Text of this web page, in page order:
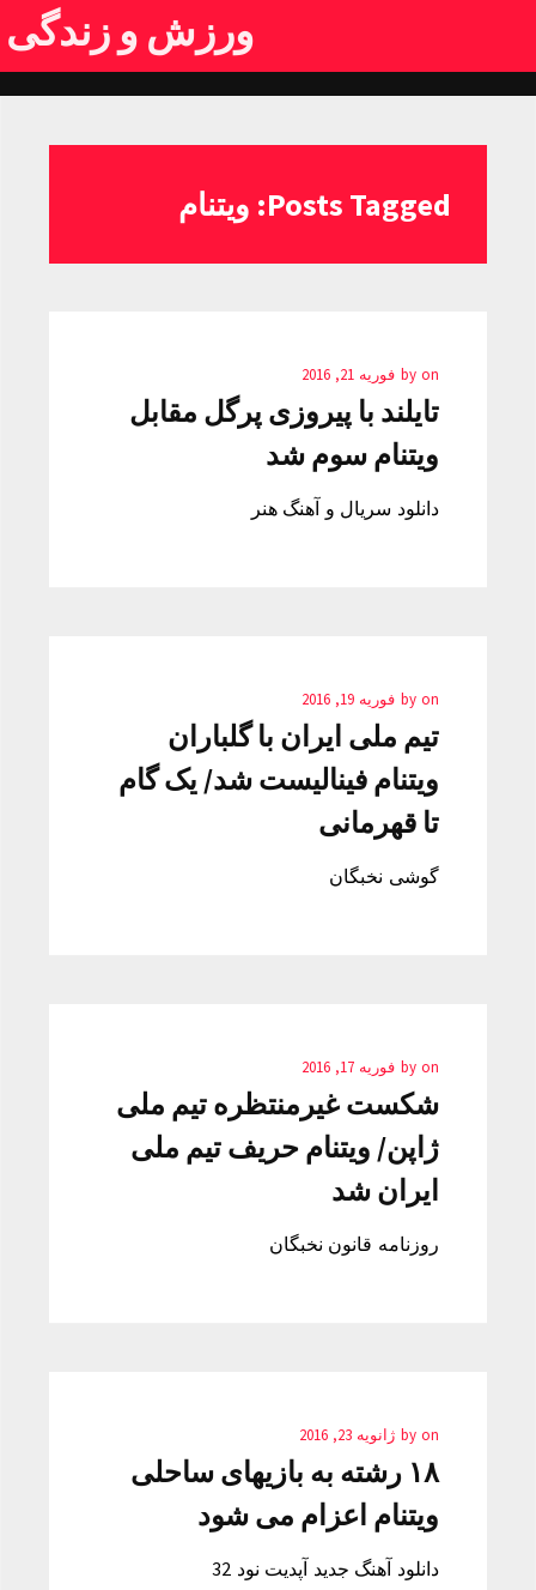
ورزش و زندگی
Posts Tagged: ویتنام
by on فوریه 21, 2016
تایلند با پیروزی پرگل مقابل
ویتنام سوم شد
دانلود سریال و آهنگ هنر
by on فوریه 19, 2016
تیم ملی ایران با گلباران
ویتنام فینالیست شد/ یک گام
تا قهرمانی
گوشی نخبگان
by on فوریه 17, 2016
شکست غیرمنتظره تیم ملی
ژاپن/ ویتنام حریف تیم ملی
ایران شد
روزنامه قانون نخبگان
by on ژانویه 23, 2016
۱۸ رشته به بازیهای ساحلی
ویتنام اعزام می شود
دانلود آهنگ جدید آپدیت نود 32